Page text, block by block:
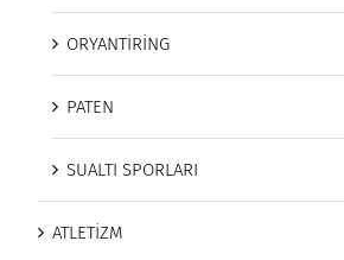
ORYANTİRİNG
PATEN
SUALTI SPORLARI
ATLETİZM